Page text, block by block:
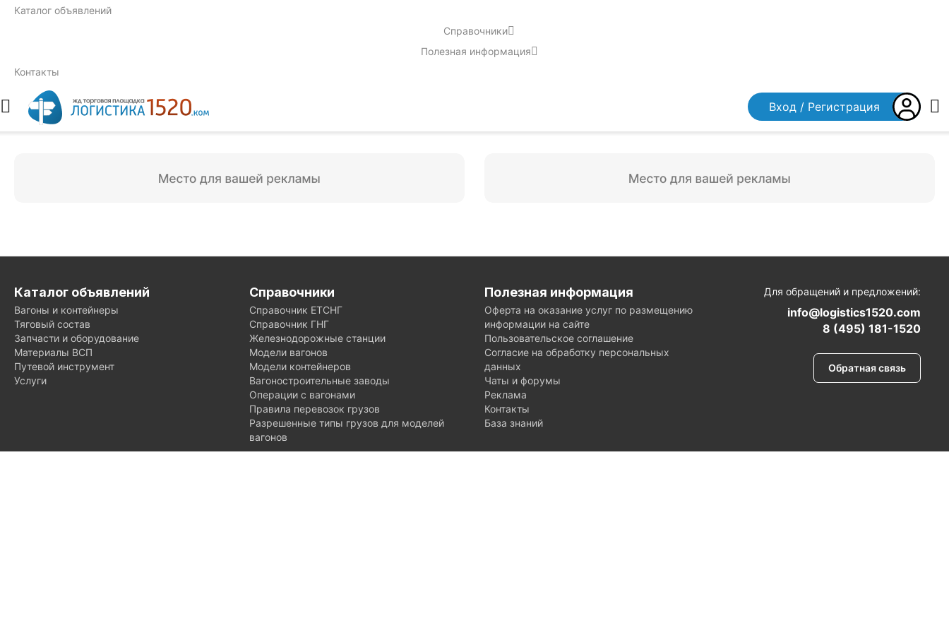
Каталог объявлений
Справочники
Полезная информация
Контакты
Вход / Регистрация
Каталог объявлений
Вагоны и контейнеры
Тяговый состав
Запчасти и оборудование
Материалы ВСП
Путевой инструмент
Услуги
Справочники
Справочник ЕТСНГ
Справочник ГНГ
Железнодорожные станции
Модели вагонов
Модели контейнеров
Вагоностроительные заводы
Операции с вагонами
Правила перевозок грузов
Разрешенные типы грузов для моделей
вагонов
Полезная информация
Оферта на оказание услуг по размещению
информации на сайте
Пользовательское соглашение
Согласие на обработку персональных
данных
Чаты и форумы
Реклама
Контакты
База знаний
Для обращений и предложений:
info@logistics1520.com
8 (495) 181-1520
Обратная связь